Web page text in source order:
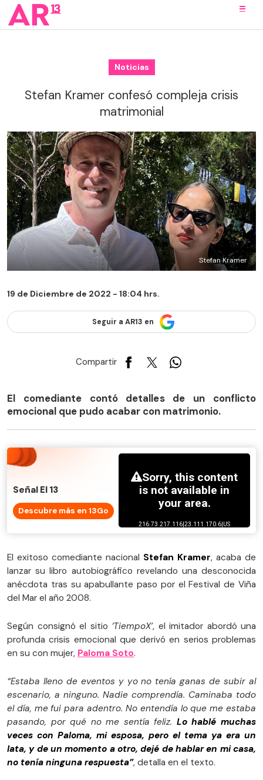
Noticias
Stefan Kramer confesó compleja crisis
matrimonial
Stefan Kramer
19 de Diciembre de 2022 - 18:04 hrs.
Seguir a AR13 en
Compartir
El comediante contó detalles de un conflicto
emocional que pudo acabar con matrimonio.
Señal El 13
Descubre más en 13Go
El exitoso comediante nacional Stefan Kramer, acaba de
lanzar su libro autobiográfico revelando una desconocida
anécdota tras su apabullante paso por el Festival de Viña
del Mar el año 2008.
Según consignó el sitio ‘TiempoX’, el imitador abordó una
profunda crisis emocional que derivó en serios problemas
en su con mujer, Paloma Soto.
“Estaba lleno de eventos y yo no tenía ganas de subir al
escenario, a ninguno. Nadie comprendía. Caminaba todo
el día, me fui para adentro. No entendía lo que me estaba
pasando, por qué no me sentía feliz. Lo hablé muchas
veces con Paloma, mi esposa, pero el tema ya era un
lata, y de un momento a otro, dejé de hablar en mi casa,
no tenía ninguna respuesta”, detalla en el texto.